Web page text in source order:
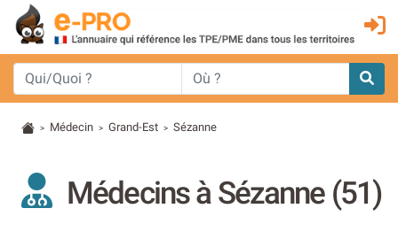
> Médecin > Grand-Est > Sézanne
Médecins à Sézanne (51)